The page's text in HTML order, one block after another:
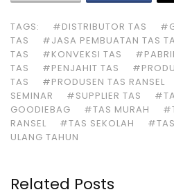
TAGS: #DISTRIBUTOR TAS
TAS
#JASA PEMBUATAN TAS
TAS
#KONVEKSI TAS
TAS
#PENJAHIT TAS
TAS
#PRODUSEN TAS RANSEL
SEMINAR
#SUPPLIER TAS
GOODIEBAG
#TAS MURAH
RANSEL
#TAS SEKOLAH
ULANG TAHUN
Related Posts